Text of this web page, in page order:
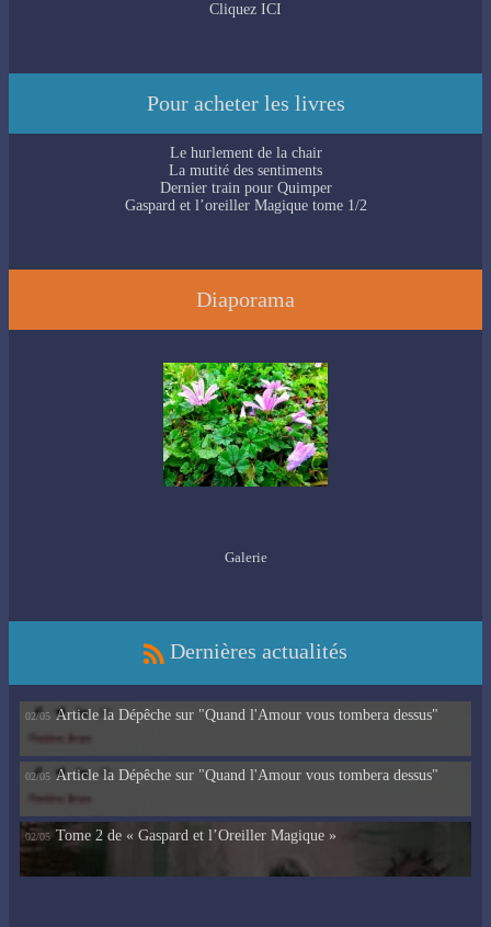
Cliquez ICI
Pour acheter les livres
Le hurlement de la chair
La mutité des sentiments
Dernier train pour Quimper
Gaspard et l’oreiller Magique tome 1/2
Diaporama
Galerie
Dernières actualités
02/05 Article la Dépêche sur "Quand l'Amour vous tombera dessus"
02/05 Article la Dépêche sur "Quand l'Amour vous tombera dessus"
02/05 Tome 2 de « Gaspard et l’Oreiller Magique »